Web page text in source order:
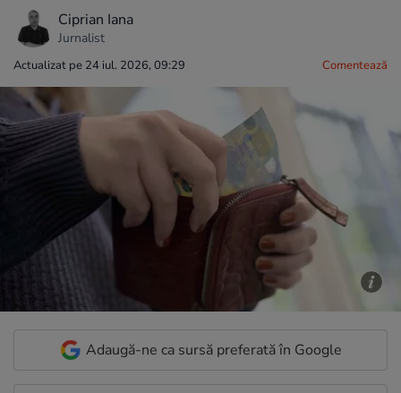
Ciprian Iana
Jurnalist
Actualizat pe 24 iul. 2026, 09:29 Comentează
Adaugă-ne ca sursă preferată în Google